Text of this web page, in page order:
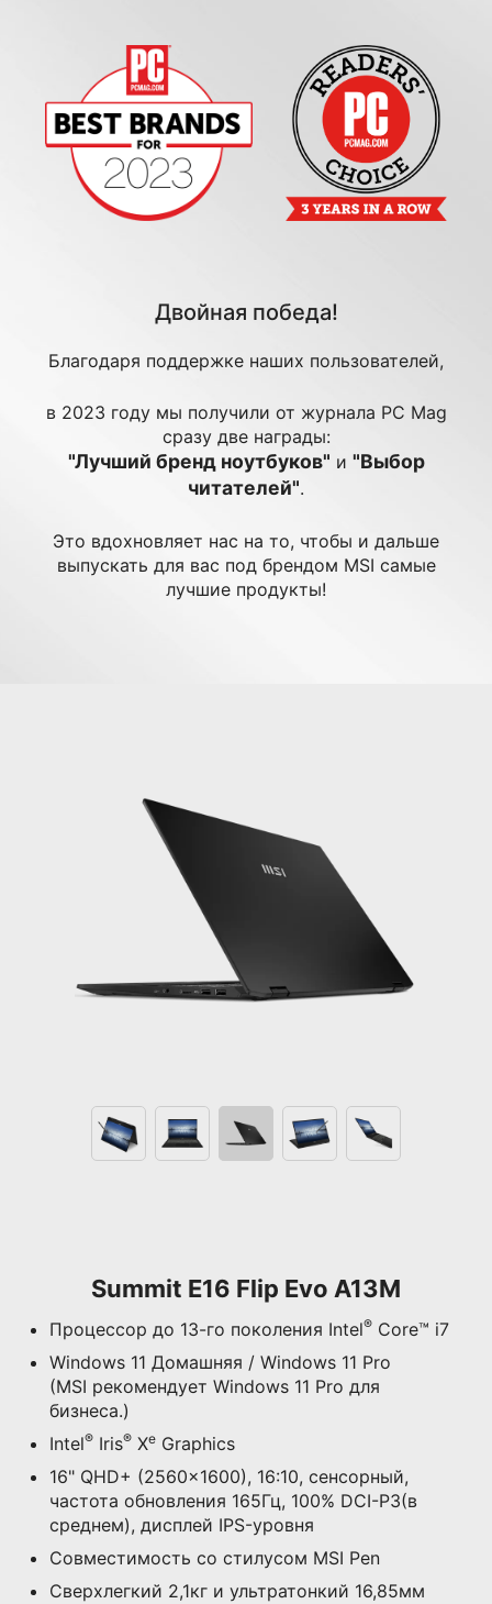
Двойная победа!
Благодаря поддержке наших пользователей,
в 2023 году мы получили от журнала PC Mag
сразу две награды:
"Лучший бренд ноутбуков" и "Выбор
читателей".
Это вдохновляет нас на то, чтобы и дальше
выпускать для вас под брендом MSI самые
лучшие продукты!
Summit E16 Flip Evo A13M
Процессор до 13-го поколения Intel® Core™ i7
Windows 11 Домашняя / Windows 11 Pro
(MSI рекомендует Windows 11 Pro для
бизнеса.)
Intel® Iris® Xe Graphics
16" QHD+ (2560x1600), 16:10, сенсорный,
частота обновления 165Гц, 100% DCI-P3(в
среднем), дисплей IPS-уровня
Совместимость со стилусом MSI Pen
Сверхлегкий 2,1кг и ультратонкий 16,85мм